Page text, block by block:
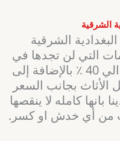
الشرقية
الشرقية
التي لن تجدها في
أي شركة أخرى، ويصل الخصم الي 40 ٪ بالإضافة إلى
الأثاث بجانب السعر
بانها كامله لا ينقصها
من أي خدش او كسر.